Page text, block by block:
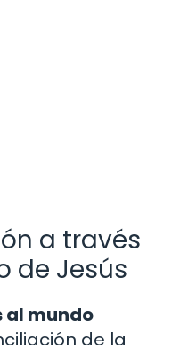
a través
de Jesús
al mundo
de la